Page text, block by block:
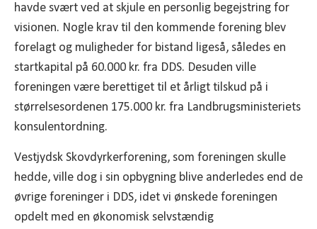
havde svært ved at skjule en personlig begejstring for
visionen. Nogle krav til den kommende forening blev
forelagt og muligheder for bistand ligeså, således en
startkapital på 60.000 kr. fra DDS. Desuden ville
foreningen være berettiget til et årligt tilskud på i
størrelsesordenen 175.000 kr. fra Landbrugsministeriets
konsulentordning.
Vestjydsk Skovdyrkerforening, som foreningen skulle
hedde, ville dog i sin opbygning blive anderledes end de
øvrige foreninger i DDS, idet vi ønskede foreningen
opdelt med en økonomisk selvstændig